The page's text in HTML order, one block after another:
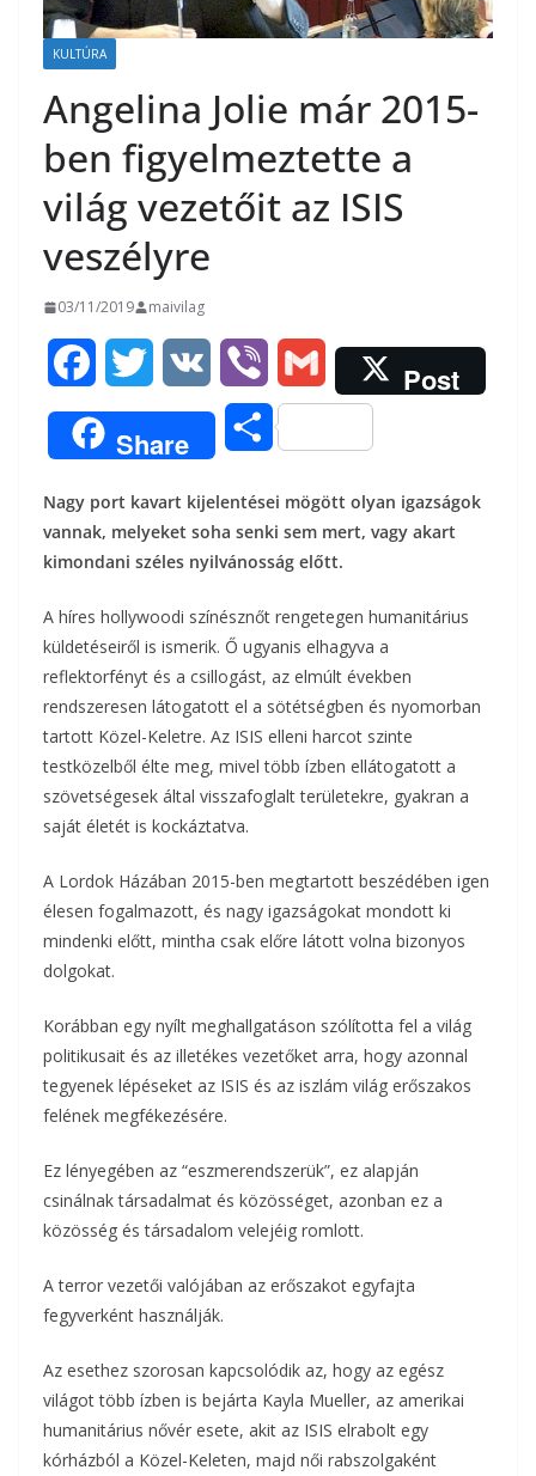
KULTÚRA
Angelina Jolie már 2015-
ben figyelmeztette a
világ vezetőit az ISIS
veszélyre
03/11/2019 maivilag
a
c
e
b
o
k
w
i
t
t
r
K
i
b
e
r
m
a
i
l
Post
Share
O
s
z
a
e
g
Nagy port kavart kijelentései mögött olyan igazságok
vannak, melyeket soha senki sem mert, vagy akart
kimondani széles nyilvánosság előtt.
A híres hollywoodi színésznőt rengetegen humanitárius
küldetéseiről is ismerik. Ő ugyanis elhagyva a
reflektorfényt és a csillogást, az elmúlt években
rendszeresen látogatott el a sötétségben és nyomorban
tartott Közel-Keletre. Az ISIS elleni harcot szinte
testközelből élte meg, mivel több ízben ellátogatott a
szövetségesek által visszafoglalt területekre, gyakran a
saját életét is kockáztatva.
A Lordok Házában 2015-ben megtartott beszédében igen
élesen fogalmazott, és nagy igazságokat mondott ki
mindenki előtt, mintha csak előre látott volna bizonyos
dolgokat.
Korábban egy nyílt meghallgatáson szólította fel a világ
politikusait és az illetékes vezetőket arra, hogy azonnal
tegyenek lépéseket az ISIS és az iszlám világ erőszakos
felének megfékezésére.
Ez lényegében az “eszmerendszerük”, ez alapján
csinálnak társadalmat és közösséget, azonban ez a
közösség és társadalom velejéig romlott.
A terror vezetői valójában az erőszakot egyfajta
fegyverként használják.
Az esethez szorosan kapcsolódik az, hogy az egész
világot több ízben is bejárta Kayla Mueller, az amerikai
humanitárius nővér esete, akit az ISIS elrabolt egy
kórházból a Közel-Keleten, majd női rabszolgaként